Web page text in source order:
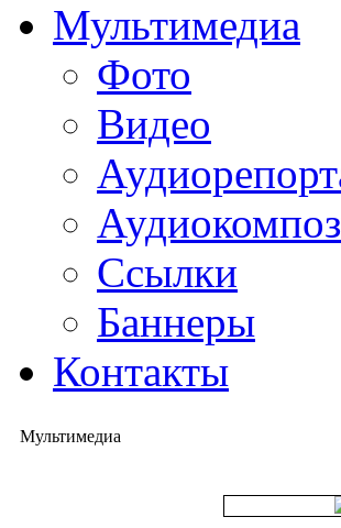
Мультимедиа
Фото
Видео
Ссылки
Баннеры
Контакты
Мультимедиа